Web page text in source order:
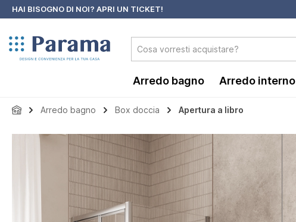
Passa alla navigazione principale
HAI BISOGNO DI NOI? APRI UN TICKET!
Arredo bagno Arredo interno
Arredo bagno Box doccia Apertura a libro
Salta la galleria di immagini